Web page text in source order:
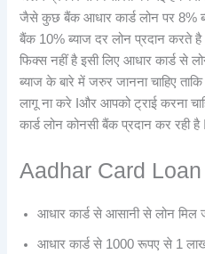
जैसे कुछ बैंक आधार कार्ड लोन पर 8%
बैंक 10% ब्याज दर लोन प्रदान करते है
फिक्स नहीं है इसी लिए आधार कार्ड से
ब्याज के बारे में जरुर जानना चाहिए
लागू ना करे Iऔर आपको ट्राई करना
कार्ड लोन कोनसी बैंक प्रदान कर रही है I
Aadhar Card
आधार कार्ड से आसानी से लोन मिल
आधार कार्ड से 1000 रूपए से 1